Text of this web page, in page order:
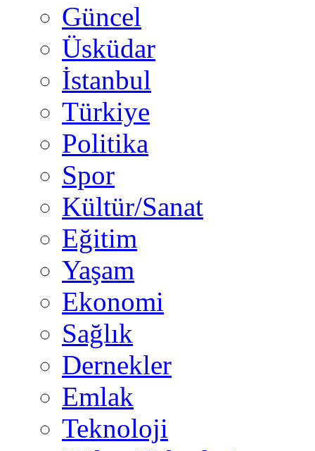
Güncel
Üsküdar
İstanbul
Türkiye
Politika
Spor
Kültür/Sanat
Eğitim
Yaşam
Ekonomi
Sağlık
Dernekler
Emlak
Teknoloji